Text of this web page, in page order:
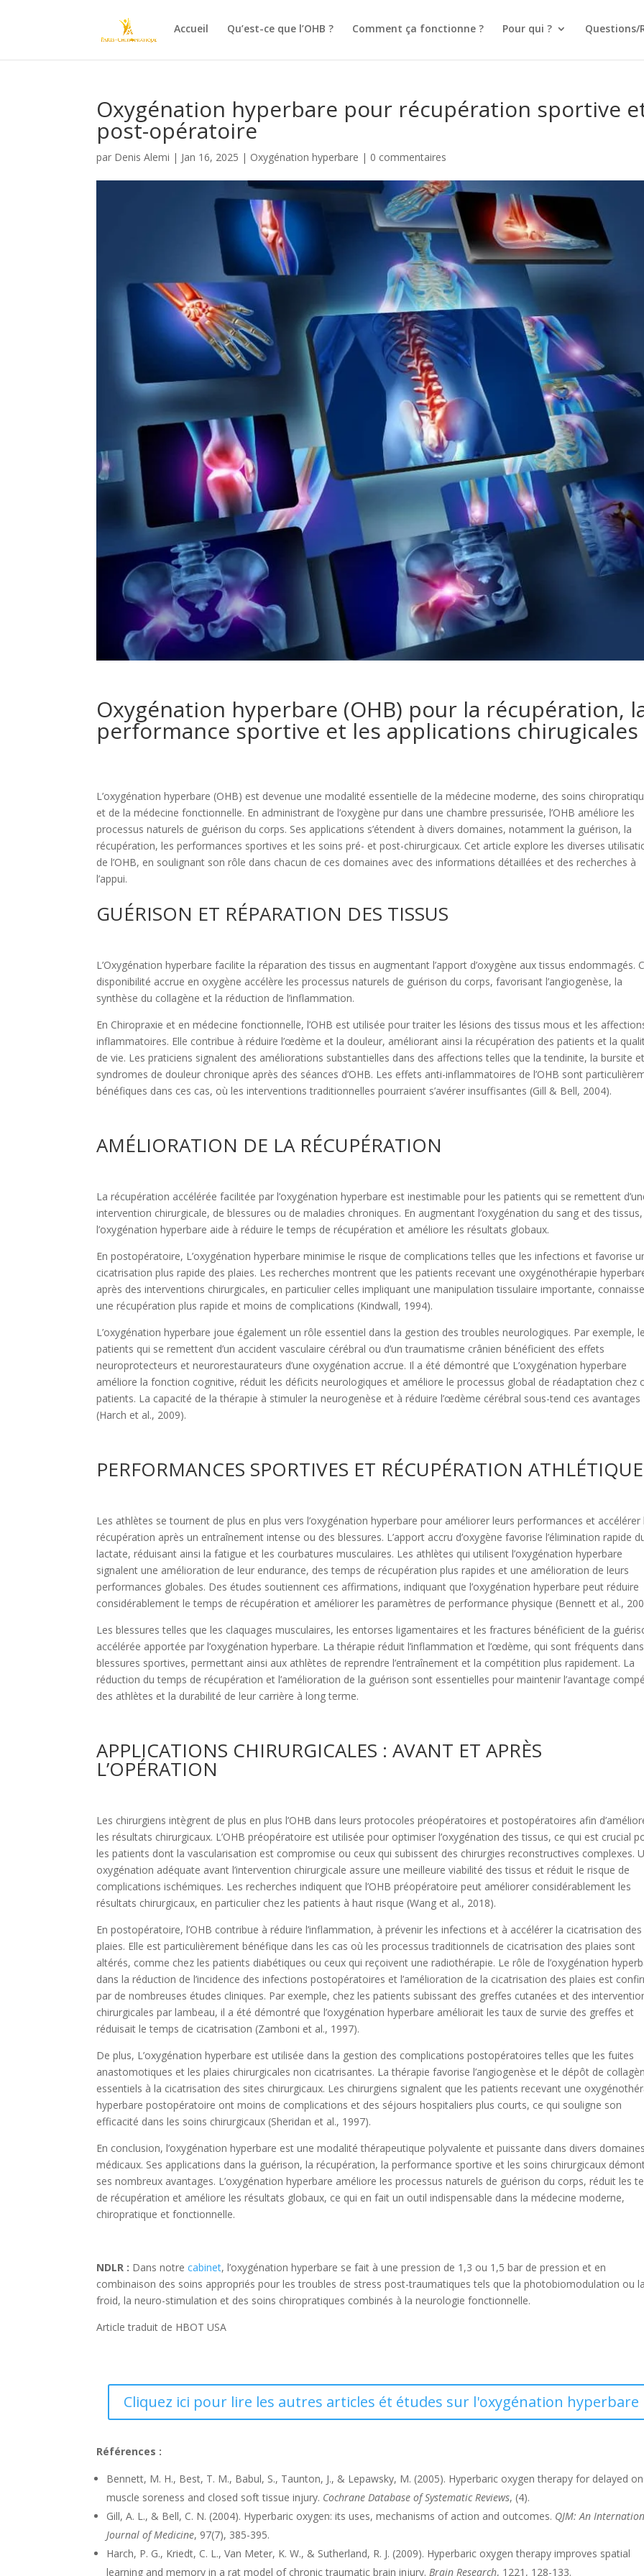
Accueil Qu’est-ce que l’OHB ? Comment ça fonctionne ? Pour qui ? Questions/
Oxygénation hyperbare pour récupération sportive
post-opératoire
par Denis Alemi | Jan 16, 2025 | Oxygénation hyperbare | 0 commentaires
Oxygénation hyperbare (OHB) pour la récupération,
performance sportive et les applications chirugicales
L’oxygénation hyperbare (OHB) est devenue une modalité essentielle de la médecine moderne, des soins
et de la médecine fonctionnelle. En administrant de l’oxygène pur dans une chambre pressurisée, l’OHB améliore les
processus naturels de guérison du corps. Ses applications s’étendent à divers domaines, notamment la guérison, la
récupération, les performances sportives et les soins pré- et post-chirurgicaux. Cet article explore les diverses
de l’OHB, en soulignant son rôle dans chacun de ces domaines avec des informations détaillées et des recherches à
l’appui.
GUÉRISON ET RÉPARATION DES TISSUS
L’Oxygénation hyperbare facilite la réparation des tissus en augmentant l’apport d’oxygène aux tissus endommagés.
disponibilité accrue en oxygène accélère les processus naturels de guérison du corps, favorisant l’angiogenèse, la
synthèse du collagène et la réduction de l’inflammation.
En Chiropraxie et en médecine fonctionnelle, l’OHB est utilisée pour traiter les lésions des tissus mous et les
inflammatoires. Elle contribue à réduire l’œdème et la douleur, améliorant ainsi la récupération des patients et la
de vie. Les praticiens signalent des améliorations substantielles dans des affections telles que la tendinite, la bursite
syndromes de douleur chronique après des séances d’OHB. Les effets anti-inflammatoires de l’OHB sont
bénéfiques dans ces cas, où les interventions traditionnelles pourraient s’avérer insuffisantes (Gill & Bell, 2004).
AMÉLIORATION DE LA RÉCUPÉRATION
La récupération accélérée facilitée par l’oxygénation hyperbare est inestimable pour les patients qui se remettent
intervention chirurgicale, de blessures ou de maladies chroniques. En augmentant l’oxygénation du sang et des tissus,
l’oxygénation hyperbare aide à réduire le temps de récupération et améliore les résultats globaux.
En postopératoire, L’oxygénation hyperbare minimise le risque de complications telles que les infections et favorise
cicatrisation plus rapide des plaies. Les recherches montrent que les patients recevant une oxygénothérapie
après des interventions chirurgicales, en particulier celles impliquant une manipulation tissulaire importante,
une récupération plus rapide et moins de complications (Kindwall, 1994).
L’oxygénation hyperbare joue également un rôle essentiel dans la gestion des troubles neurologiques. Par exemple,
patients qui se remettent d’un accident vasculaire cérébral ou d’un traumatisme crânien bénéficient des effets
neuroprotecteurs et neurorestaurateurs d’une oxygénation accrue. Il a été démontré que L’oxygénation hyperbare
améliore la fonction cognitive, réduit les déficits neurologiques et améliore le processus global de réadaptation chez
patients. La capacité de la thérapie à stimuler la neurogenèse et à réduire l’œdème cérébral sous-tend ces avantages
(Harch et al., 2009).
PERFORMANCES SPORTIVES ET RÉCUPÉRATION ATHLÉTIQUE
Les athlètes se tournent de plus en plus vers l’oxygénation hyperbare pour améliorer leurs performances et accélérer
récupération après un entraînement intense ou des blessures. L’apport accru d’oxygène favorise l’élimination rapide
lactate, réduisant ainsi la fatigue et les courbatures musculaires. Les athlètes qui utilisent l’oxygénation hyperbare
signalent une amélioration de leur endurance, des temps de récupération plus rapides et une amélioration de leurs
performances globales. Des études soutiennent ces affirmations, indiquant que l’oxygénation hyperbare peut réduire
considérablement le temps de récupération et améliorer les paramètres de performance physique (Bennett et al.,
Les blessures telles que les claquages ​​musculaires, les entorses ligamentaires et les fractures bénéficient de la
accélérée apportée par l’oxygénation hyperbare. La thérapie réduit l’inflammation et l’œdème, qui sont fréquents
blessures sportives, permettant ainsi aux athlètes de reprendre l’entraînement et la compétition plus rapidement. La
réduction du temps de récupération et l’amélioration de la guérison sont essentielles pour maintenir l’avantage
des athlètes et la durabilité de leur carrière à long terme.
APPLICATIONS CHIRURGICALES : AVANT ET APRÈS
L’OPÉRATION
Les chirurgiens intègrent de plus en plus l’OHB dans leurs protocoles préopératoires et postopératoires afin
les résultats chirurgicaux. L’OHB préopératoire est utilisée pour optimiser l’oxygénation des tissus, ce qui est crucial
les patients dont la vascularisation est compromise ou ceux qui subissent des chirurgies reconstructives complexes.
oxygénation adéquate avant l’intervention chirurgicale assure une meilleure viabilité des tissus et réduit le risque de
complications ischémiques. Les recherches indiquent que l’OHB préopératoire peut améliorer considérablement les
résultats chirurgicaux, en particulier chez les patients à haut risque (Wang et al., 2018).
En postopératoire, l’OHB contribue à réduire l’inflammation, à prévenir les infections et à accélérer la cicatrisation des
plaies. Elle est particulièrement bénéfique dans les cas où les processus traditionnels de cicatrisation des plaies sont
altérés, comme chez les patients diabétiques ou ceux qui reçoivent une radiothérapie. Le rôle de l’oxygénation
dans la réduction de l’incidence des infections postopératoires et l’amélioration de la cicatrisation des plaies est
par de nombreuses études cliniques. Par exemple, chez les patients subissant des greffes cutanées et des
chirurgicales par lambeau, il a été démontré que l’oxygénation hyperbare améliorait les taux de survie des greffes et
réduisait le temps de cicatrisation (Zamboni et al., 1997).
De plus, L’oxygénation hyperbare est utilisée dans la gestion des complications postopératoires telles que les fuites
anastomotiques et les plaies chirurgicales non cicatrisantes. La thérapie favorise l’angiogenèse et le dépôt de
essentiels à la cicatrisation des sites chirurgicaux. Les chirurgiens signalent que les patients recevant une
hyperbare postopératoire ont moins de complications et des séjours hospitaliers plus courts, ce qui souligne son
efficacité dans les soins chirurgicaux (Sheridan et al., 1997).
En conclusion, l’oxygénation hyperbare est une modalité thérapeutique polyvalente et puissante dans divers domaines
médicaux. Ses applications dans la guérison, la récupération, la performance sportive et les soins chirurgicaux
ses nombreux avantages. L’oxygénation hyperbare améliore les processus naturels de guérison du corps, réduit les
de récupération et améliore les résultats globaux, ce qui en fait un outil indispensable dans la médecine moderne,
chiropratique et fonctionnelle.
NDLR : Dans notrecabinet, l’oxygénation hyperbare se fait à une pression de 1,3 ou 1,5 bar de pression et en
combinaison des soins appropriés pour les troubles de stress post-traumatiques tels que la photobiomodulation ou
froid, la neuro-stimulation et des soins chiropratiques combinés à la neurologie fonctionnelle.
Article traduit de HBOT USA
Cliquez ici pour lire les autres articles ét études sur l'oxygénation hyperbare
Références :
Bennett, M. H., Best, T. M., Babul, S., Taunton, J., & Lepawsky, M. (2005). Hyperbaric oxygen therapy for delayed
muscle soreness and closed soft tissue injury. Cochrane Database of Systematic Reviews, (4).
Gill, A. L., & Bell, C. N. (2004). Hyperbaric oxygen: its uses, mechanisms of action and outcomes. QJM: An
Journal of Medicine, 97(7), 385-395.
Harch, P. G., Kriedt, C. L., Van Meter, K. W., & Sutherland, R. J. (2009). Hyperbaric oxygen therapy improves spatial
learning and memory in a rat model of chronic traumatic brain injury.Brain Research, 1221, 128-133.